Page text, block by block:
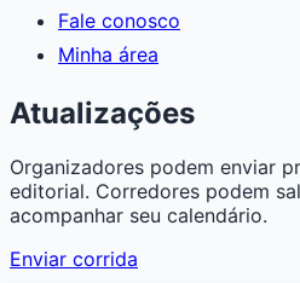
Fale conosco
Minha área
Atualizações
Organizadores podem enviar
editorial. Corredores podem
acompanhar seu calendário.
Enviar corrida